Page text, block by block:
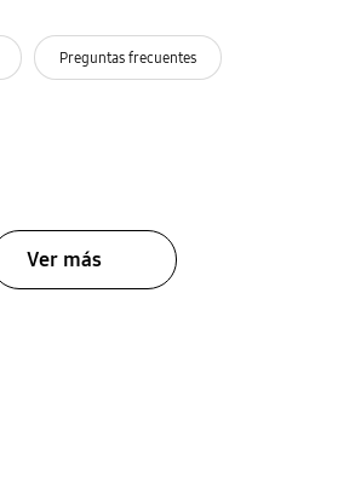
Preguntas frecuentes
Ver más